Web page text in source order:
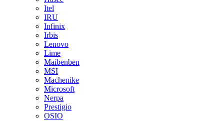
Itel
IRU
Infinix
Irbis
Lenovo
Lime
Maibenben
MSI
Machenike
Microsoft
Nerpa
Prestigio
OSIO